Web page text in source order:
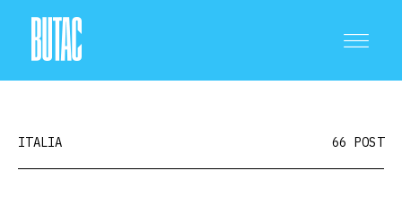
ITALIA 66 POST